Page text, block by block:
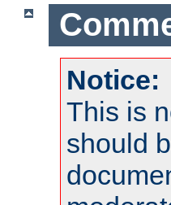
Notice:
This is
should